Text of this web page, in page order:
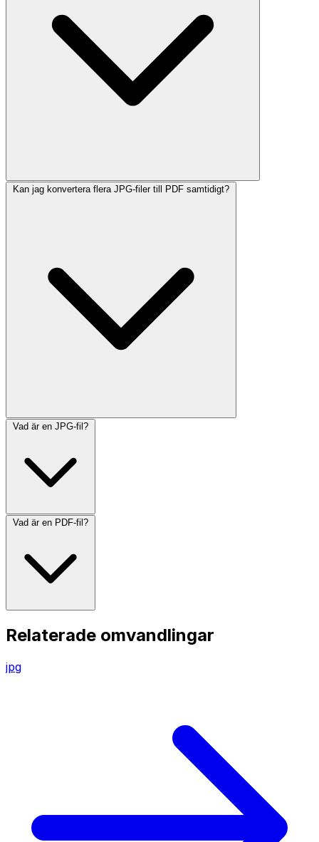
Kan jag konvertera flera JPG-filer till PDF samtidigt?
Vad är en JPG-fil?
Vad är en PDF-fil?
Relaterade omvandlingar
jpg